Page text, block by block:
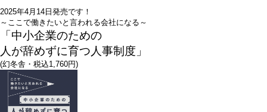
2025年4月14日発売です！
～ここで働きたいと言われる会社になる～
「中小企業のための
人が辞めずに育つ人事制度」
(幻冬舎・税込1,760円)